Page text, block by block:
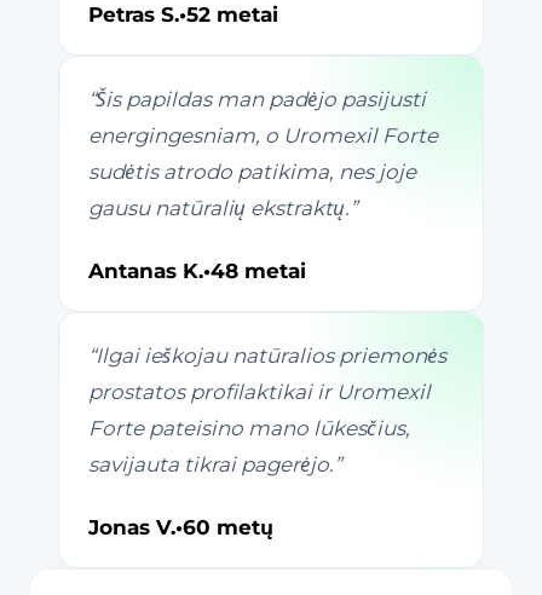
Petras S.•52 metai
“Šis papildas man padėjo pasijusti
energingesniam, o Uromexil Forte
sudėtis atrodo patikima, nes joje
gausu natūralių ekstraktų. ”
Antanas K.•48 metai
“Ilgai ieškojau natūralios priemonės
prostatos profilaktikai ir Uromexil
Forte pateisino mano lūkesčius,
savijauta tikrai pagerėjo. ”
Jonas V.•60 metų